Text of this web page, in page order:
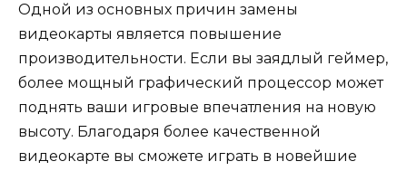
Одной из основных причин замены
видеокарты является повышение
производительности. Если вы заядлый геймер,
более мощный графический процессор может
поднять ваши игровые впечатления на новую
высоту. Благодаря более качественной
видеокарте вы сможете играть в новейшие